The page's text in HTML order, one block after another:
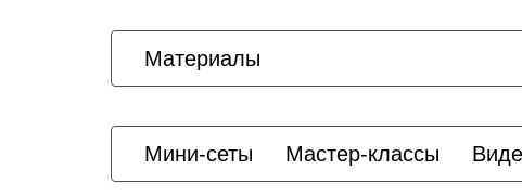
Материалы
Мини-сеты Мастер-классы